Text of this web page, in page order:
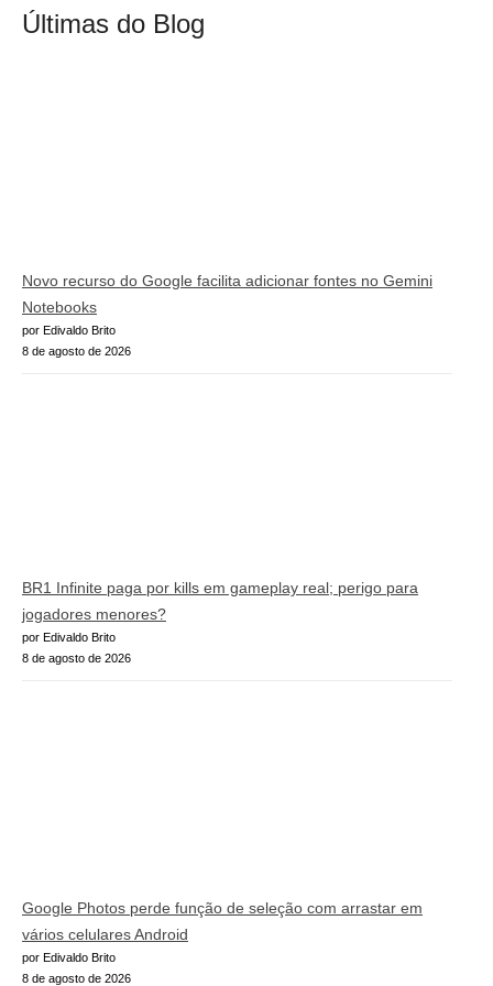
Últimas do Blog
Novo recurso do Google facilita adicionar fontes no Gemini
Notebooks
por Edivaldo Brito
8 de agosto de 2026
BR1 Infinite paga por kills em gameplay real; perigo para
jogadores menores?
por Edivaldo Brito
8 de agosto de 2026
Google Photos perde função de seleção com arrastar em
vários celulares Android
por Edivaldo Brito
8 de agosto de 2026